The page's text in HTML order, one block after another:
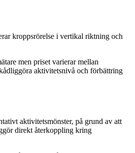
kroppsrörelse i vertikal riktning och
men priset varierar mellan
aktivitetsnivå och förbättring
aktivitetsmönster, på grund av att
direkt återkoppling kring